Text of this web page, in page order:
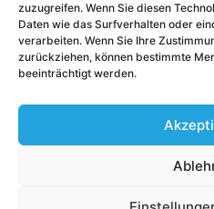
zuzugreifen. Wenn Sie diesen
Daten wie das Surfverhalten oder
verarbeiten. Wenn Sie Ihre
zurückziehen, können bestimmte
beeinträchtigt werden.
© 2026 Telecomputer GmbH